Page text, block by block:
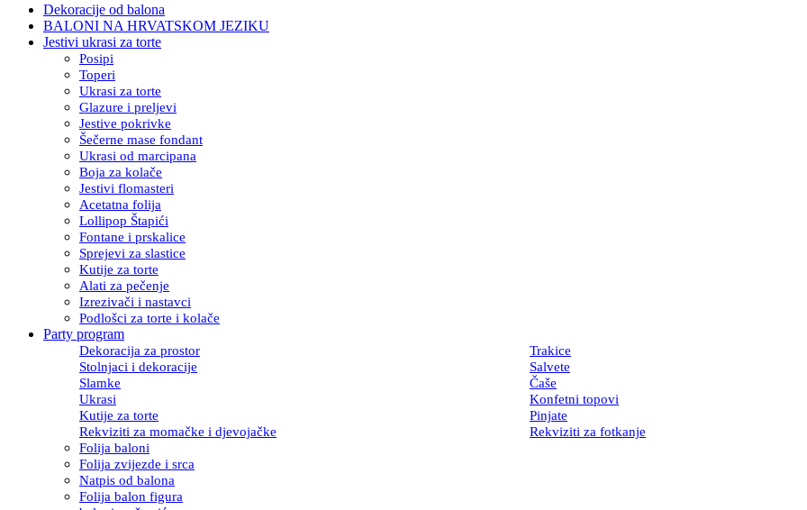
Dekoracije od balona
BALONI NA HRVATSKOM JEZIKU
Jestivi ukrasi za torte
Posipi
Toperi
Ukrasi za torte
Glazure i preljevi
Jestive pokrivke
Šečerne mase fondant
Ukrasi od marcipana
Boja za kolače
Jestivi flomasteri
Acetatna folija
Lollipop Štapići
Fontane i prskalice
Sprejevi za slastice
Kutije za torte
Alati za pečenje
Izrezivači i nastavci
Podlošci za torte i kolače
Party program
Dekoracija za prostor
Trakice
Stolnjaci i dekoracije
Salvete
Slamke
Čaše
Ukrasi
Konfetni topovi
Kutije za torte
Pinjate
Rekviziti za momačke i djevojačke
Rekviziti za fotkanje
Folija baloni
Folija zvijezde i srca
Natpis od balona
Folija balon figura